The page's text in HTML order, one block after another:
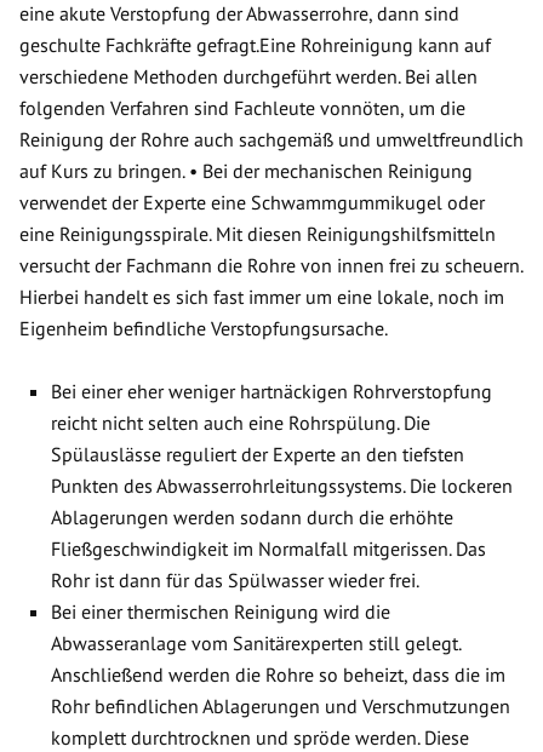
eine akute Verstopfung der Abwasserrohre, dann sind
geschulte Fachkräfte gefragt.Eine Rohreinigung kann auf
verschiedene Methoden durchgeführt werden. Bei allen
folgenden Verfahren sind Fachleute vonnöten, um die
Reinigung der Rohre auch sachgemäß und umweltfreundlich
auf Kurs zu bringen. • Bei der mechanischen Reinigung
verwendet der Experte eine Schwammgummikugel oder
eine Reinigungsspirale. Mit diesen Reinigungshilfsmitteln
versucht der Fachmann die Rohre von innen frei zu scheuern.
Hierbei handelt es sich fast immer um eine lokale, noch im
Eigenheim befindliche Verstopfungsursache.
Bei einer eher weniger hartnäckigen Rohrverstopfung
reicht nicht selten auch eine Rohrspülung. Die
Spülauslässe reguliert der Experte an den tiefsten
Punkten des Abwasserrohrleitungssystems. Die lockeren
Ablagerungen werden sodann durch die erhöhte
Fließgeschwindigkeit im Normalfall mitgerissen. Das
Rohr ist dann für das Spülwasser wieder frei.
Bei einer thermischen Reinigung wird die
Abwasseranlage vom Sanitärexperten still gelegt.
Anschließend werden die Rohre so beheizt, dass die im
Rohr befindlichen Ablagerungen und Verschmutzungen
komplett durchtrocknen und spröde werden. Diese